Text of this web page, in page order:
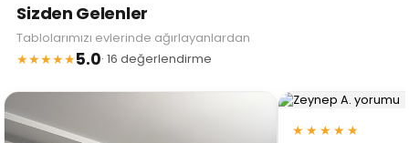
Sizden Gelenler
Tablolarımızı evlerinde ağırlayanlardan
★★★★★5.0· 16 değerlendirme
★★★★★